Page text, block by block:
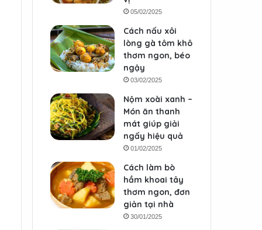
05/02/2025
Cách nấu xôi
lòng gà tôm khô
thơm ngon, béo
ngậy
03/02/2025
Nộm xoài xanh –
Món ăn thanh
mát giúp giải
ngấy hiệu quả
01/02/2025
Cách làm bò
hầm khoai tây
thơm ngon, đơn
giản tại nhà
30/01/2025